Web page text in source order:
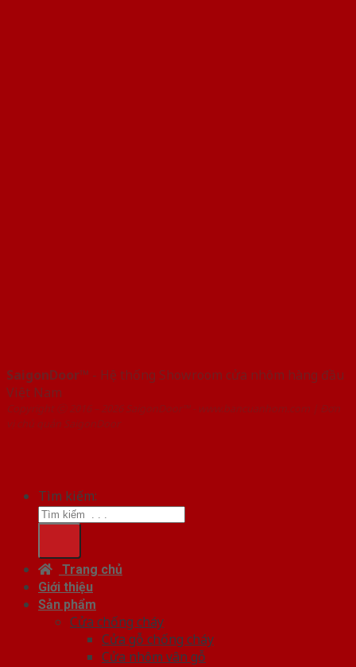
SaigonDoor™ - Hệ thống Showroom cửa nhôm hàng đầu
Việt Nam
Copyright ⓒ 2016 – 2026 SaigonDoor™ - www.bancuanhom.com | Đơn
vị chủ quản SaigonDoor
Tìm kiếm:
Trang chủ
Giới thiệu
Sản phẩm
Cửa chống cháy
Cửa gỗ chống cháy
Cửa nhôm vân gỗ